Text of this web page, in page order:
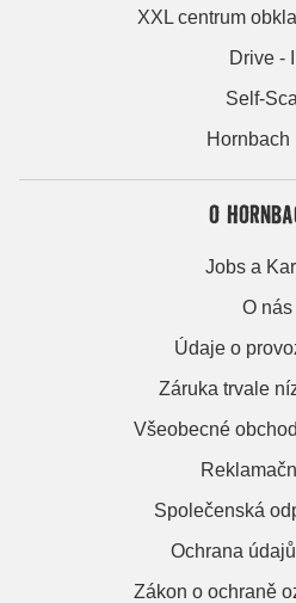
XXL centrum
Drive -
Self-
Hornbach
O
Jobs a
O nás
Údaje o
Záruka trvale
Všeobecné
Společenská
Ochrana
Zákon o ochraně